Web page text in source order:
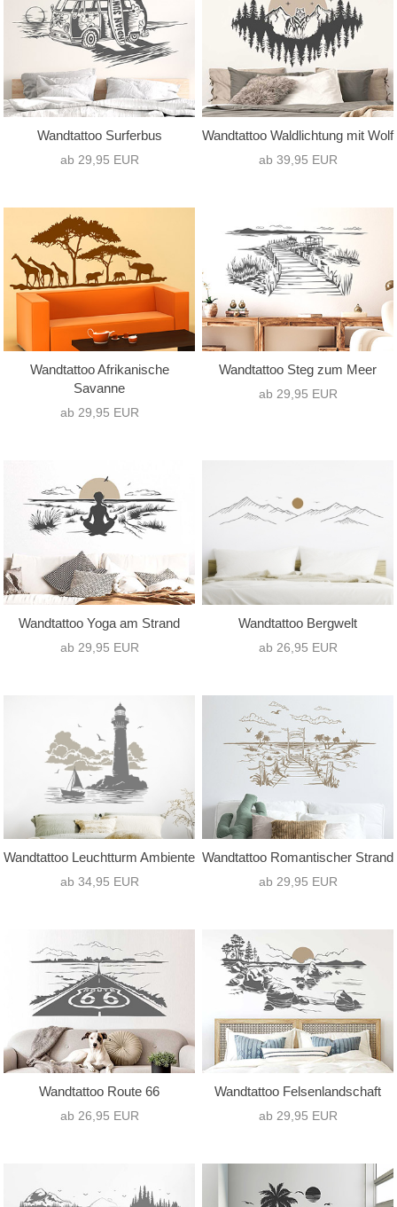
Wandtattoo Surferbus
ab 29,95 EUR
Wandtattoo Waldlichtung mit Wolf
ab 39,95 EUR
Wandtattoo Afrikanische
Savanne
ab 29,95 EUR
Wandtattoo Steg zum Meer
ab 29,95 EUR
Wandtattoo Yoga am Strand
ab 29,95 EUR
Wandtattoo Bergwelt
ab 26,95 EUR
Wandtattoo Leuchtturm Ambiente
ab 34,95 EUR
Wandtattoo Romantischer Strand
ab 29,95 EUR
Wandtattoo Route 66
ab 26,95 EUR
Wandtattoo Felsenlandschaft
ab 29,95 EUR